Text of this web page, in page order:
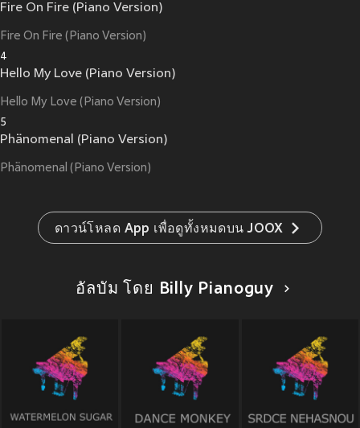
Fire On Fire (Piano Version)
Fire On Fire (Piano Version)
4
Hello My Love (Piano Version)
Hello My Love (Piano Version)
5
Phänomenal (Piano Version)
Phänomenal (Piano Version)
ดาวน์โหลด App เพื่อดูทั้งหมดบน JOOX
อัลบัม โดย Billy Pianoguy